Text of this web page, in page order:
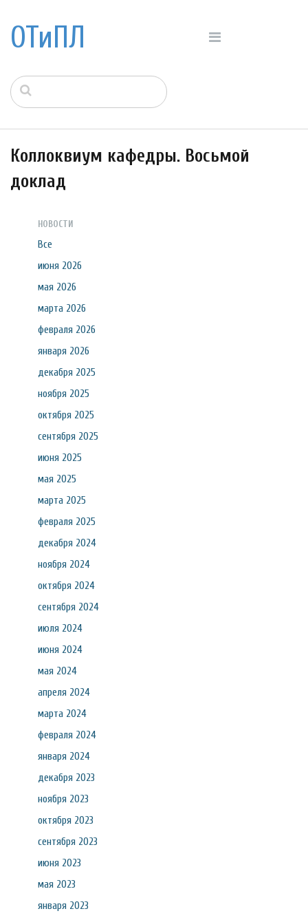
ОТиПЛ
Коллоквиум кафедры. Восьмой
доклад
НОВОСТИ
Все
июня 2026
мая 2026
марта 2026
февраля 2026
января 2026
декабря 2025
ноября 2025
октября 2025
сентября 2025
июня 2025
мая 2025
марта 2025
февраля 2025
декабря 2024
ноября 2024
октября 2024
сентября 2024
июля 2024
июня 2024
мая 2024
апреля 2024
марта 2024
февраля 2024
января 2024
декабря 2023
ноября 2023
октября 2023
сентября 2023
июня 2023
мая 2023
января 2023